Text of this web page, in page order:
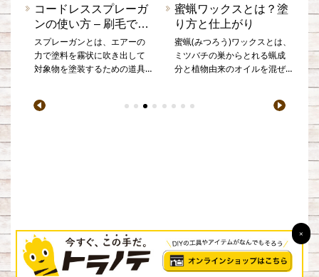
コードレススプレーガ
ンの使い方 – 刷毛でも
ローラでもない新しい
DIYアイテム！
スプレーガンとは、エアーの
力で塗料を霧状に吹き出して
対象物を塗装するための道具
われています。DIYに向いてい
蜜蝋ワックスとは？塗
り方と仕上がり
蜜蝋(みつろう)ワックスとは、
ミツバチの巣からとれる蝋成
分と植物由来のオイルを混ぜ
ことで表面に皮膜をつくり、
運営会社 プライバシーポリシー
×